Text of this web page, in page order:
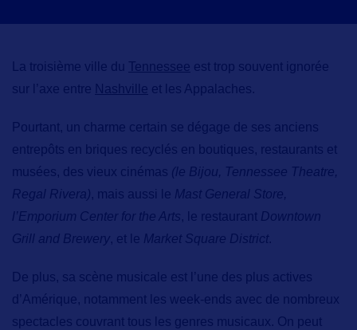
La troisième ville du Tennessee est trop souvent ignorée
sur l’axe entre Nashville et les Appalaches.
Pourtant, un charme certain se dégage de ses anciens
entrepôts en briques recyclés en boutiques, restaurants et
musées, des vieux cinémas (le Bijou, Tennessee Theatre,
Regal Rivera) , mais aussi le Mast General Store,
l’Emporium Center for the Arts, le restaurant Downtown
Grill and Brewery, et le Market Square District.
De plus, sa scène musicale est l’une des plus actives
d’Amérique, notamment les week-ends avec de nombreux
spectacles couvrant tous les genres musicaux. On peut